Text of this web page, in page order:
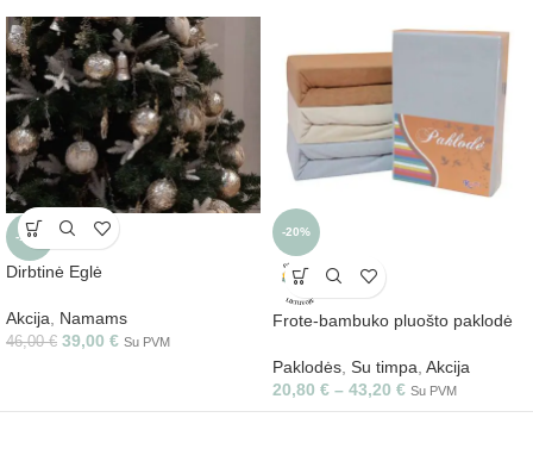
-15%
Dirbtinė Eglė
Akcija, Namams
46,00€ 39,00 € Su PVM
-20%
Frote-bambuko pluošto paklodė
Paklodės Su timpa Akcija
20,80 € – 43,20 € Su PVM